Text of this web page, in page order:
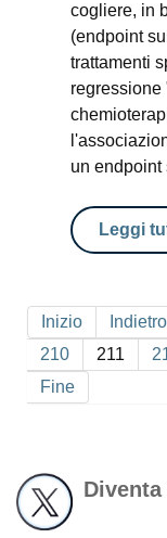
cogliere, in
(endpoint
trattamenti
regressione
un endpoint
Leggi
Inizio Indietro
210
211
Fine